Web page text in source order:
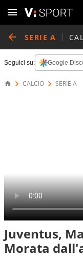
SERIE A
Seguici su: Google
CALCIO SERIE A
Juventus,
Morata